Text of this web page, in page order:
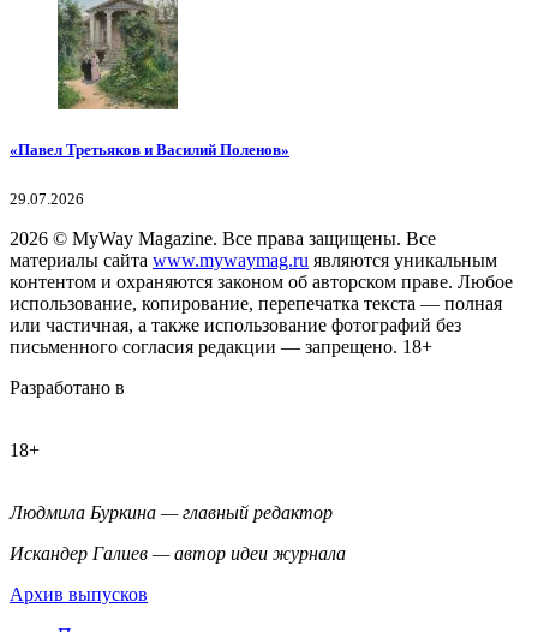
«Павел Третьяков и Василий Поленов»
29.07.2026
2026 © MyWay Magazine. Все права защищены. Все
материалы сайта www.mywaymag.ru являются уникальным
контентом и охраняются законом об авторском праве. Любое
использование, копирование, перепечатка текста — полная
или частичная, а также использование фотографий без
письменного согласия редакции — запрещено. 18+
Разработано в
18+
Людмила Буркина — главный редактор
Искандер Галиев — автор идеи журнала
Архив выпусков